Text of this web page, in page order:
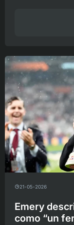
21-05-2026
Emery
como “un